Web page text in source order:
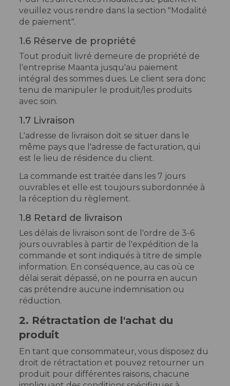
veuillez vous rendre dans la section "Modalité
de paiement".
1.6 Réserve de propriété
Tout produit livré demeure de propriété de
l'entreprise Maanta jusqu'au paiement
intégral des sommes dues. Le client sera donc
tenu de manipuler le produit/les produits
avec soin.
1.7 Livraison
L'adresse de livraison doit se situer dans le
même pays que l'adresse de facturation, qui
est le lieu de résidence du client.
La commande est traitée dans les 7 jours
ouvrables et elle est toujours subordonnée à
la réception du règlement.
1.8 Retard de livraison
Les délais de livraison sont de l'ordre de 3-6
jours ouvrables à partir de l'expédition de la
commande et sont indiqués à titre de simple
information. En conséquence, au cas où ce
délai serait dépassé, on ne pourra en aucun
cas prétendre aucune indemnisation ou
réduction.
2. Rétractation de l'achat du
produit
En tant que consommateur, vous disposez du
droit de rétractation et pouvez retourner un
produit pour différentes raisons, chacune